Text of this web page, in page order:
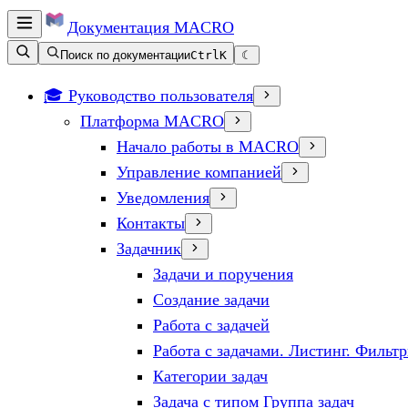
Документация MACRO
Поиск по документацииCtrlK ☾
🎓 Руководство пользователя
Платформа MACRO
Начало работы в MACRO
Управление компанией
Уведомления
Контакты
Задачник
Задачи и поручения
Создание задачи
Работа с задачей
Работа с задачами. Листинг.
Категории задач
Задача с типом Группа задач